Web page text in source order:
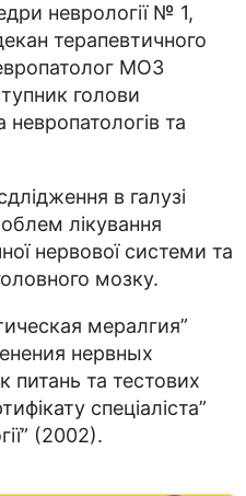
неврології № 1,
терапевтичного
МОЗ
голови
невропатологів та
в галузі
лікування
нервової системи та
мозку.
мералгия”
нервных
питань та тестових
спеціаліста”
(2002).